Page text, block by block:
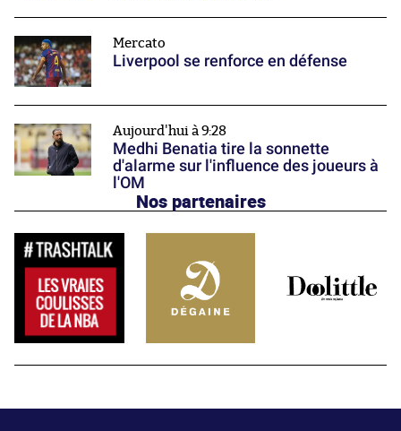
Mercato
Liverpool se renforce en défense
Aujourd'hui à 9:28
Medhi Benatia tire la sonnette
d'alarme sur l'influence des joueurs à
l'OM
Nos partenaires